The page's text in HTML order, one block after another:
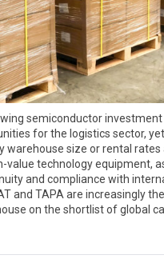
semiconductor
for the logistics sector,
warehouse size or rental rates
value technology equipment,
and compliance with
and TAPA are increasingly
on the shortlist of global